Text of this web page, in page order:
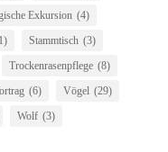
Exkursion (4)
Stammtisch (3)
Trockenrasenpflege (8)
(6) Vögel (29)
Wolf (3)